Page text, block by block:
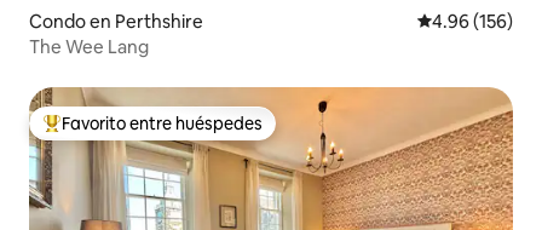
Condo en Perthshire Calificación
4.96 (156)
The Wee Lang
Favorito entre huéspedes preferido
Favorito entre huéspedes